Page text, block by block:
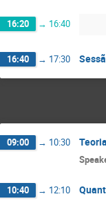
16:20 → 16:40
16:40 → 17:30
09:00 → 10:30
10:40 → 12:10